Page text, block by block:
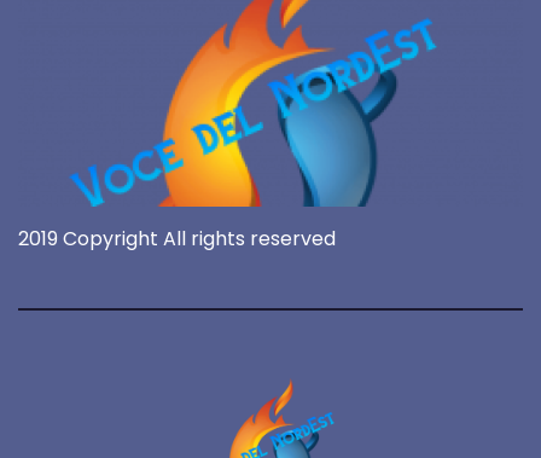
2019 Copyright All rights reserved